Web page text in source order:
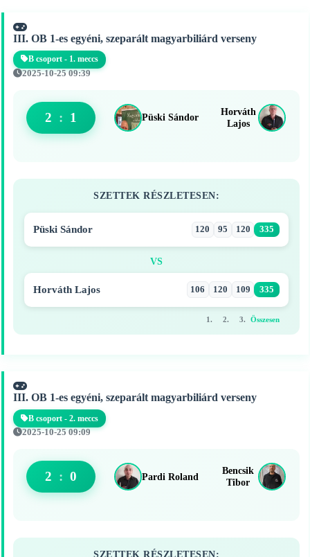
III. OB 1-es egyéni, szeparált magyarbiliárd verseny
B csoport - 1. meccs
2025-10-25 09:39
Püski Sándor
2 : 1
Horváth
Lajos
SZETTEK RÉSZLETESEN:
Püski Sándor 120 95 120 335
VS
Horváth Lajos 106 120 109 335
1. 2. 3. Összesen
III. OB 1-es egyéni, szeparált magyarbiliárd verseny
B csoport - 2. meccs
2025-10-25 09:09
Pardi Roland
2 : 0
Bencsik
Tibor
SZETTEK RÉSZLETESEN: